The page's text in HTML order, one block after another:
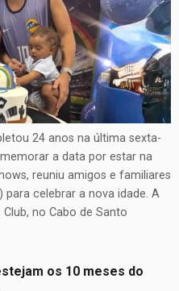
24 anos na última sexta-
a data por estar na
reuniu amigos e familiares
celebrar a nova idade. A
no Cabo de Santo
os 10 meses do